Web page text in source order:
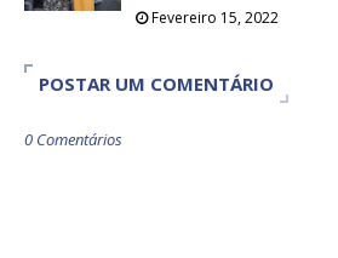
Fevereiro 15, 2022
POSTAR UM COMENTÁRIO
0 Comentários